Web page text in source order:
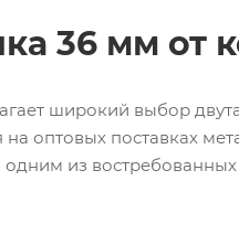
36 мм от
широкий выбор
оптовых поставках
из